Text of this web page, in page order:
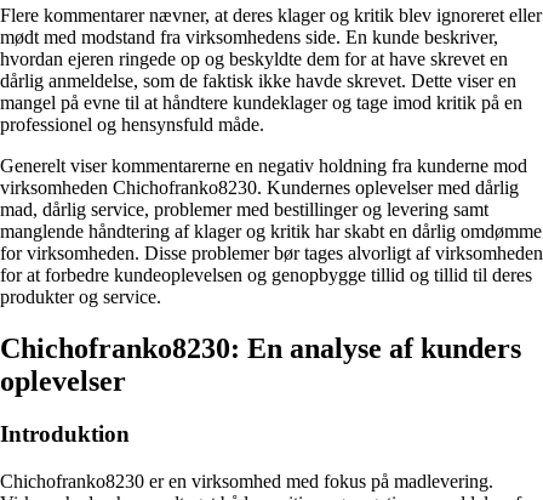
Flere kommentarer nævner, at deres klager og kritik blev ignoreret eller
mødt med modstand fra virksomhedens side. En kunde beskriver,
hvordan ejeren ringede op og beskyldte dem for at have skrevet en
dårlig anmeldelse, som de faktisk ikke havde skrevet. Dette viser en
mangel på evne til at håndtere kundeklager og tage imod kritik på en
professionel og hensynsfuld måde.
Generelt viser kommentarerne en negativ holdning fra kunderne mod
virksomheden Chichofranko8230. Kundernes oplevelser med dårlig
mad, dårlig service, problemer med bestillinger og levering samt
manglende håndtering af klager og kritik har skabt en dårlig omdømme
for virksomheden. Disse problemer bør tages alvorligt af virksomheden
for at forbedre kundeoplevelsen og genopbygge tillid og tillid til deres
produkter og service.
Chichofranko8230: En analyse af kunders
oplevelser
Introduktion
Chichofranko8230 er en virksomhed med fokus på madlevering.